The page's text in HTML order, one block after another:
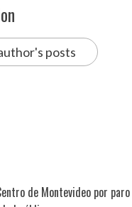
posts
de Montevideo por paro